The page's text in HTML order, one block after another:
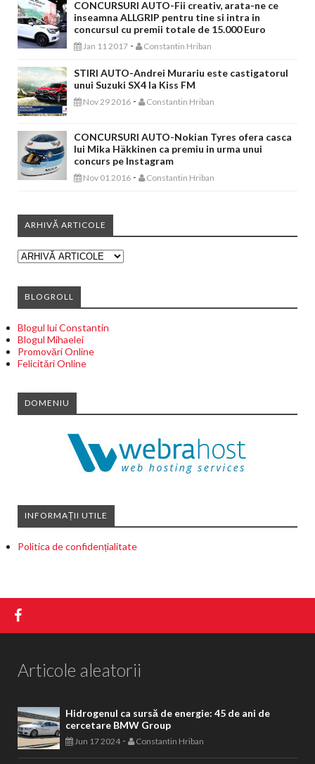
CONCURSURI AUTO-Fii creativ, arata-ne ce
inseamna ALLGRIP pentru tine si intra in
concursul cu premii totale de 15.000 Euro
Jan 11 2017 - Constantin Hriban
STIRI AUTO-Andrei Murariu este castigatorul
unui Suzuki SX4 la Kiss FM
Nov 29 2016 - Constantin Hriban
CONCURSURI AUTO-Nokian Tyres ofera casca
lui Mika Häkkinen ca premiu in urma unui
concurs pe Instagram
Nov 01 2016 - Constantin Hriban
ARHIVĂ ARTICOLE
BLOGROLL
Blogul lui Constantin
Blogul Mihaelei
Promovări Online
Felicitări Online
DOMENIU
INFORMAȚII UTILE
Politica de confidențialitate
Articole aleatorii
Hidrogenul ca sursă de energie: 45 de ani de
cercetare BMW Group
Jun 17 2024- Constantin Hriban